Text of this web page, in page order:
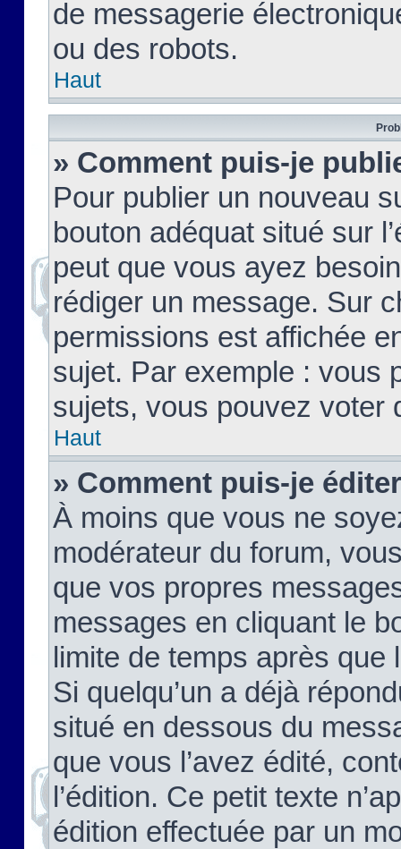
de messagerie
ou des robots.
Haut
» Comment puis-je
Pour publier un nouveau
bouton adéquat situé sur
peut que vous ayez
rédiger un message. Sur
permissions est affichée
sujet. Par exemple : vous
sujets, vous pouvez voter
Haut
» Comment puis-je
À moins que vous ne
modérateur du forum,
que vos propres
messages en cliquant le
limite de temps après que
Si quelqu’un a déjà
situé en dessous du
que vous l’avez édité,
l’édition. Ce petit texte
édition effectuée par un